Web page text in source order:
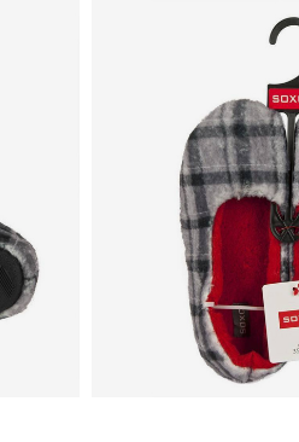
Calcetines normales
Calcetines invisibles
Calcetines tobilleros
Calcetines invisibles
Calcetines sneakers